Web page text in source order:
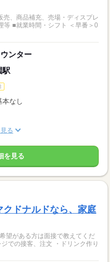
、商品補充、売場・ディスプレ
＞0
ンター
駅
なし
る
を見る
ドナルドなら、家庭
望がある方は面接で教えてくだ